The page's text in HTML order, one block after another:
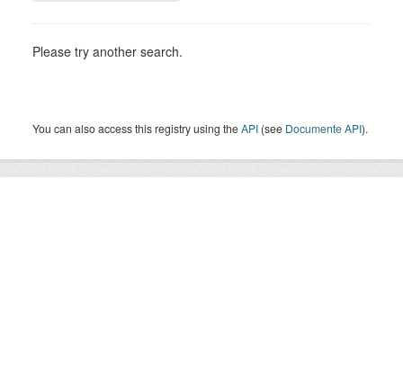
Please try another search.
You can also access this registry using theAPI (see Documente API).